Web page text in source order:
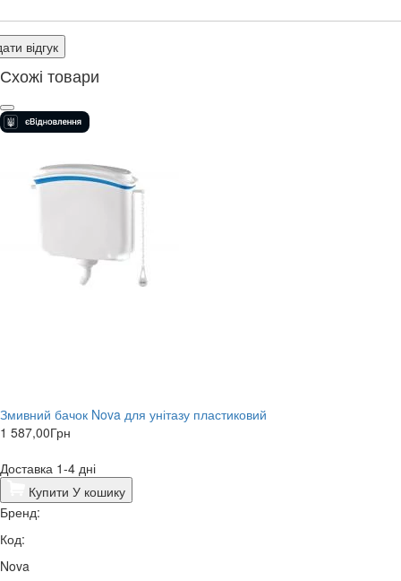
відгук
Схожі товари
Змивний бачок Nova для унітазу пластиковий
1 587,00Грн
Доставка 1-4 дні
Купити У кошику
Бренд:
Код:
Nova